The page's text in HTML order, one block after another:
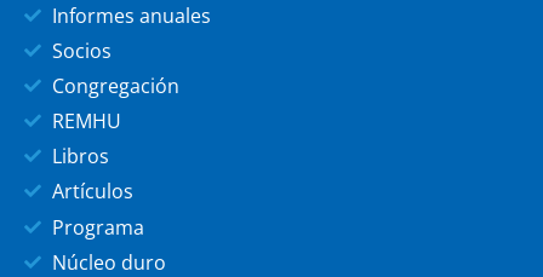
Informes anuales
Socios
Congregación
REMHU
Libros
Artículos
Programa
Núcleo duro